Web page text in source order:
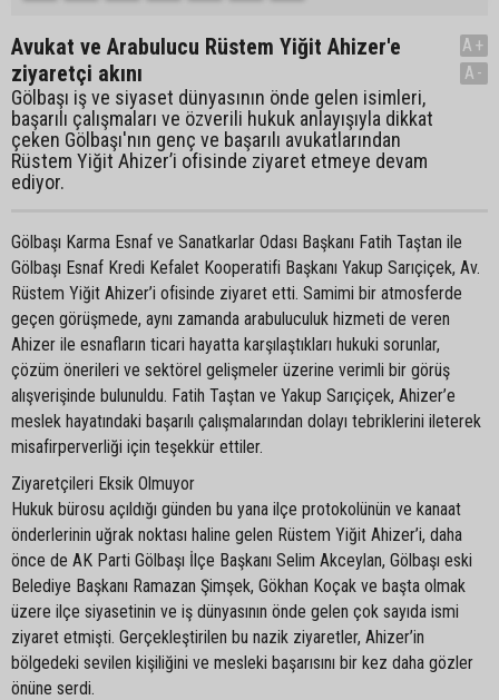
Avukat ve Arabulucu Rüstem Yiğit Ahizer'e
ziyaretçi akını
Gölbaşı iş ve siyaset dünyasının önde gelen isimleri,
başarılı çalışmaları ve özverili hukuk anlayışıyla dikkat
çeken Gölbaşı'nın genç ve başarılı avukatlarından
Rüstem Yiğit Ahizer’i ofisinde ziyaret etmeye devam
ediyor.
A+
A-
Gölbaşı Karma Esnaf ve Sanatkarlar Odası Başkanı Fatih Taştan ile
Gölbaşı Esnaf Kredi Kefalet Kooperatifi Başkanı Yakup Sarıçiçek, Av.
Rüstem Yiğit Ahizer’i ofisinde ziyaret etti. Samimi bir atmosferde
geçen görüşmede, aynı zamanda arabuluculuk hizmeti de veren
Ahizer ile esnafların ticari hayatta karşılaştıkları hukuki sorunlar,
çözüm önerileri ve sektörel gelişmeler üzerine verimli bir görüş
alışverişinde bulunuldu. Fatih Taştan ve Yakup Sarıçiçek, Ahizer’e
meslek hayatındaki başarılı çalışmalarından dolayı tebriklerini ileterek
misafirperverliği için teşekkür ettiler.
Ziyaretçileri Eksik Olmuyor
Hukuk bürosu açıldığı günden bu yana ilçe protokolünün ve kanaat
önderlerinin uğrak noktası haline gelen Rüstem Yiğit Ahizer’i, daha
önce de AK Parti Gölbaşı İlçe Başkanı Selim Akceylan, Gölbaşı eski
Belediye Başkanı Ramazan Şimşek, Gökhan Koçak ve başta olmak
üzere ilçe siyasetinin ve iş dünyasının önde gelen çok sayıda ismi
ziyaret etmişti. Gerçekleştirilen bu nazik ziyaretler, Ahizer’in
bölgedeki sevilen kişiliğini ve mesleki başarısını bir kez daha gözler
önüne serdi.